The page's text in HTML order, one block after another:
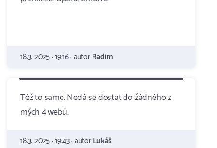
18.3. 2025 · 19:16 · autorRadim
Též to samé. Nedá se dostat do žádného z
mých 4 webů.
18.3. 2025 · 19:43 · autorLukáš